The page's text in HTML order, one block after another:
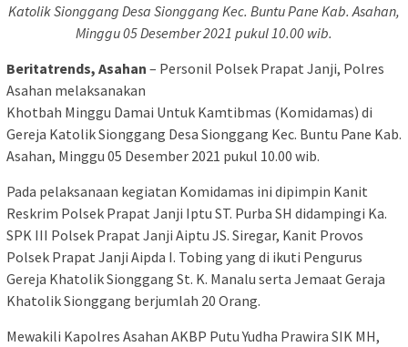
Katolik Sionggang Desa Sionggang Kec. Buntu Pane Kab. Asahan,
Minggu 05 Desember 2021 pukul 10.00 wib.
Beritatrends, Asahan – Personil Polsek Prapat Janji, Polres
Asahan melaksanakan
Khotbah Minggu Damai Untuk Kamtibmas (Komidamas) di
Gereja Katolik Sionggang Desa Sionggang Kec. Buntu Pane Kab.
Asahan, Minggu 05 Desember 2021 pukul 10.00 wib.
Pada pelaksanaan kegiatan Komidamas ini dipimpin Kanit
Reskrim Polsek Prapat Janji Iptu ST. Purba SH didampingi Ka.
SPK III Polsek Prapat Janji Aiptu JS. Siregar, Kanit Provos
Polsek Prapat Janji Aipda I. Tobing yang di ikuti Pengurus
Gereja Khatolik Sionggang St. K. Manalu serta Jemaat Geraja
Khatolik Sionggang berjumlah 20 Orang.
Mewakili Kapolres Asahan AKBP Putu Yudha Prawira SIK MH,